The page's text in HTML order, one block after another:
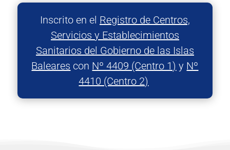
Inscrito en el Registro de Centros,
Servicios y Establecimientos
Sanitarios del Gobierno de las Islas
Baleares con Nº 4409 (Centro 1) y Nº
4410 (Centro 2)